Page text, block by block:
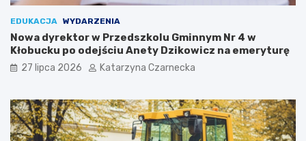
a
k
o
w
e
EDUKACJA WYDARZENIA
Nowa dyrektor w Przedszkolu Gminnym Nr 4 w
Kłobucku po odejściu Anety Dzikowicz na emeryturę
27 lipca 2026 Katarzyna Czarnecka